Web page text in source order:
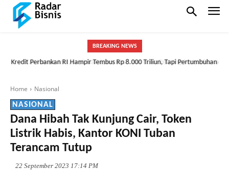
BREAKING NEWS
Kredit Perbankan RI Hampir Tembus Rp 8.000 Triliun, Tapi Pertumbuhan
Tak Hanya ASN, Sopir Taksi pun Bisa! BRI Buka Peluang Punya Rumah
Home Nasional
NASIONAL
Dana Hibah Tak Kunjung Cair, Token
Listrik Habis, Kantor KONI Tuban
Terancam Tutup
22 September 2023 17:14 PM